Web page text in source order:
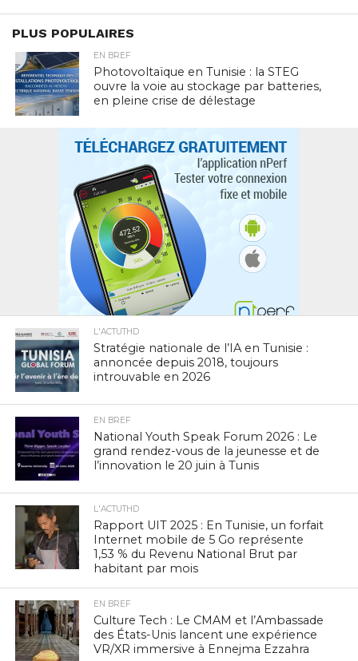
PLUS POPULAIRES
EN BREF
Photovoltaïque en Tunisie : la STEG
ouvre la voie au stockage par batteries,
en pleine crise de délestage
L'ACTUTHD
Stratégie nationale de l’IA en Tunisie :
annoncée depuis 2018, toujours
introuvable en 2026
EN BREF
National Youth Speak Forum 2026 : Le
grand rendez-vous de la jeunesse et de
l’innovation le 20 juin à Tunis
L'ACTUTHD
Rapport UIT 2025 : En Tunisie, un forfait
Internet mobile de 5 Go représente
1,53 % du Revenu National Brut par
habitant par mois
EN BREF
Culture Tech : Le CMAM et l’Ambassade
des États-Unis lancent une expérience
VR/XR immersive à Ennejma Ezzahra